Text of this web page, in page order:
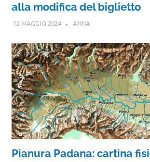
alla modifica del biglietto
12 MAGGIO 2024 ANNA
Pianura Padana: cartina